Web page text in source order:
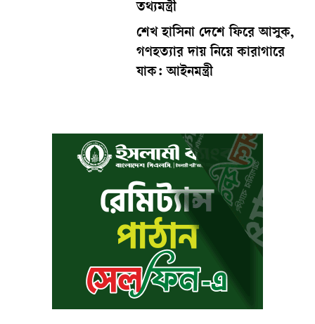
তথ্যমন্ত্রী
শেখ হাসিনা দেশে ফিরে আসুক,
গণহত্যার দায় নিয়ে কারাগারে
যাক: আইনমন্ত্রী